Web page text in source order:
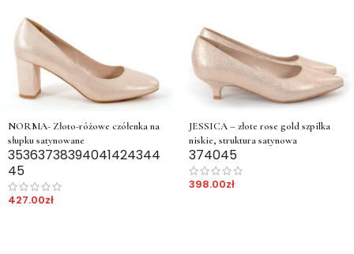
NORMA- Złoto-różowe czółenka na
słupku satynowane
35363738394041424344
45
427.00zł
JESSICA – złote rose gold szpilka
niskie, struktura satynowa
374045
398.00zł